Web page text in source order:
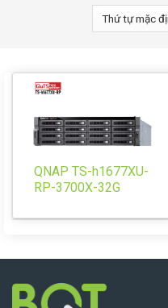
QNAP TS-h1677XU-
RP-3700X-32G